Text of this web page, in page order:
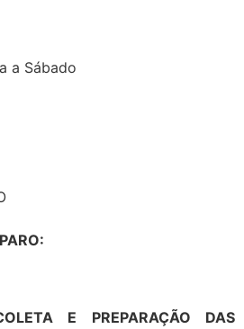
a Sábado
E PREPARAÇÃO DAS